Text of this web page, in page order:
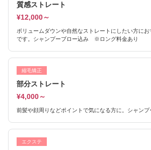
質感ストレート
¥12,000～
ボリュームダウンや自然なストレートにしたい方に
です。シャンプーブロー込み ※ロング料金あり
縮毛矯正
部分ストレート
¥4,000～
前髪や顔周りなどポイントで気になる方に。シャン
エクステ